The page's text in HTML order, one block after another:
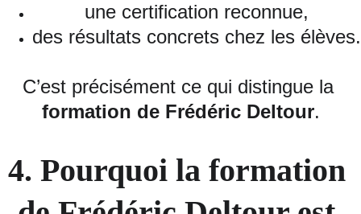
une certification reconnue,
des résultats concrets chez les élèves.
C’est précisément ce qui distingue la
formation de Frédéric Deltour.
4. Pourquoi la formation